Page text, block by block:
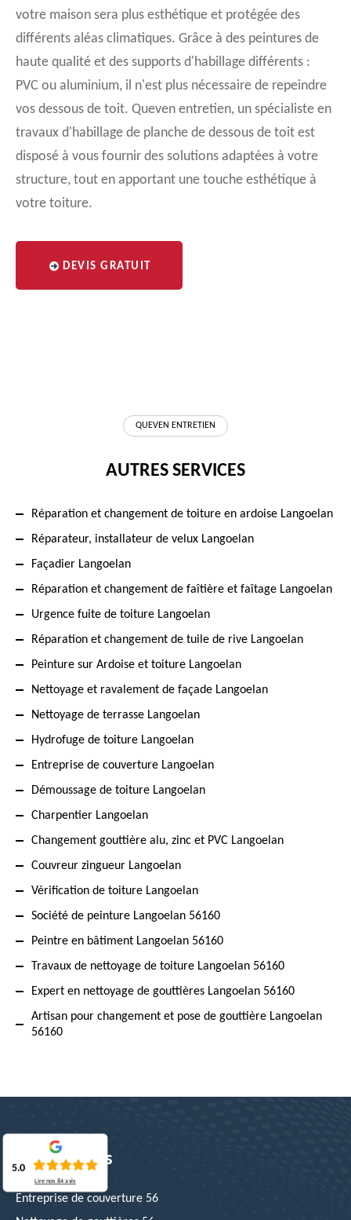
votre maison sera plus esthétique et protégée des
différents aléas climatiques. Grâce à des peintures de
haute qualité et des supports d'habillage différents :
PVC ou aluminium, il n'est plus nécessaire de repeindre
vos dessous de toit. Queven entretien, un spécialiste en
travaux d'habillage de planche de dessous de toit est
disposé à vous fournir des solutions adaptées à votre
structure, tout en apportant une touche esthétique à
votre toiture.
DEVIS GRATUIT
QUEVEN ENTRETIEN
AUTRES SERVICES
Réparation et changement de toiture en ardoise Langoelan
Réparateur, installateur de velux Langoelan
Façadier Langoelan
Réparation et changement de faîtière et faîtage Langoelan
Urgence fuite de toiture Langoelan
Réparation et changement de tuile de rive Langoelan
Peinture sur Ardoise et toiture Langoelan
Nettoyage et ravalement de façade Langoelan
Nettoyage de terrasse Langoelan
Hydrofuge de toiture Langoelan
Entreprise de couverture Langoelan
Démoussage de toiture Langoelan
Charpentier Langoelan
Changement gouttière alu, zinc et PVC Langoelan
Couvreur zingueur Langoelan
Vérification de toiture Langoelan
Société de peinture Langoelan 56160
Peintre en bâtiment Langoelan 56160
Travaux de nettoyage de toiture Langoelan 56160
Expert en nettoyage de gouttières Langoelan 56160
Artisan pour changement et pose de gouttière Langoelan
56160
Nos services
Entreprise de couverture 56
5.0
Lire nos84 avis